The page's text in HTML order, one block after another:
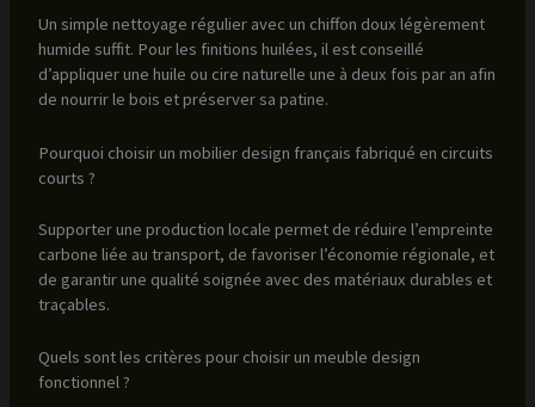
Un simple nettoyage régulier avec un chiffon doux légèrement
humide suffit. Pour les finitions huilées, il est conseillé
d’appliquer une huile ou cire naturelle une à deux fois par an afin
de nourrir le bois et préserver sa patine.
Pourquoi choisir un mobilier design français fabriqué en circuits
courts ?
Supporter une production locale permet de réduire l’empreinte
carbone liée au transport, de favoriser l’économie régionale, et
de garantir une qualité soignée avec des matériaux durables et
traçables.
Quels sont les critères pour choisir un meuble design
fonctionnel ?